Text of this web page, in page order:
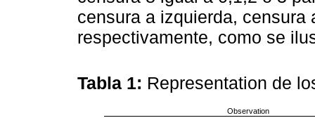
censura a izquierda, censura
respectivamente, como se
Tabla 1: Representation de
Observation